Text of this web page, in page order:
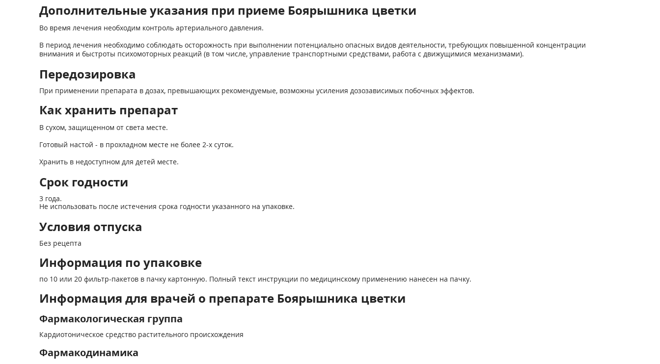
Дополнительные указания при приеме Боярышника цветки
Во время лечения необходим контроль артериального давления.
В период лечения необходимо соблюдать осторожность при выполнении потенциально опасных видов деятельности, требующих повышенной концентрации
внимания и быстроты психомоторных реакций (в том числе, управление транспортными средствами, работа с движущимися механизмами).
Передозировка
При применении препарата в дозах, превышающих рекомендуемые, возможны усиления дозозависимых побочных эффектов.
Как хранить препарат
В сухом, защищенном от света месте.
Готовый настой - в прохладном месте не более 2-х суток.
Хранить в недоступном для детей месте.
Срок годности
3 года.
Не использовать после истечения срока годности указанного на упаковке.
Условия отпуска
Без рецепта
Информация по упаковке
по 10 или 20 фильтр-пакетов в пачку картонную. Полный текст инструкции по медицинскому применению нанесен на пачку.
Информация для врачей о препарате Боярышника цветки
Фармакологическая группа
Кардиотоническое средство растительного происхождения
Фармакодинамика